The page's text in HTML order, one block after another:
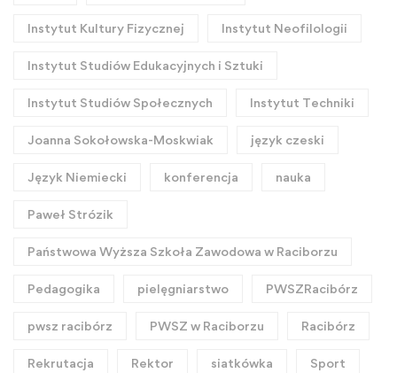
Instytut Kultury Fizycznej Instytut Neofilologii
Instytut Studiów Edukacyjnych i Sztuki
Instytut Studiów Społecznych Instytut Techniki
Joanna Sokołowska-Moskwiak język czeski
Język Niemiecki konferencja nauka
Paweł Strózik
Państwowa Wyższa Szkoła Zawodowa w Raciborzu
Pedagogika pielęgniarstwo PWSZRacibórz
pwsz racibórz PWSZ w Raciborzu Racibórz
Rekrutacja Rektor siatkówka Sport